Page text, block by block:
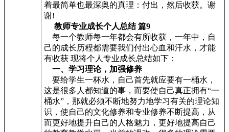
着最简单也最深奥的真理：付出，然后收获。谢
谢!
教师专业成长个人总结 篇9
每一个教师每一年都会有所收获，一年中，自
己的成长历程都需要我们付出心血和汗水，才能
有收获 现将个人专业成长总结如下：
一、学习理论，加强修养
要给学生一杯水，自己首先就应要有一桶水，
这是很多人都知道的事，而要使自己真正拥有“一
桶水”，那就必须不断地努力地学习有关的理论知
识，使自己的文化修养和专业修养不断提高，从
而更好地提升自己的人格魅力，更好地提高自己